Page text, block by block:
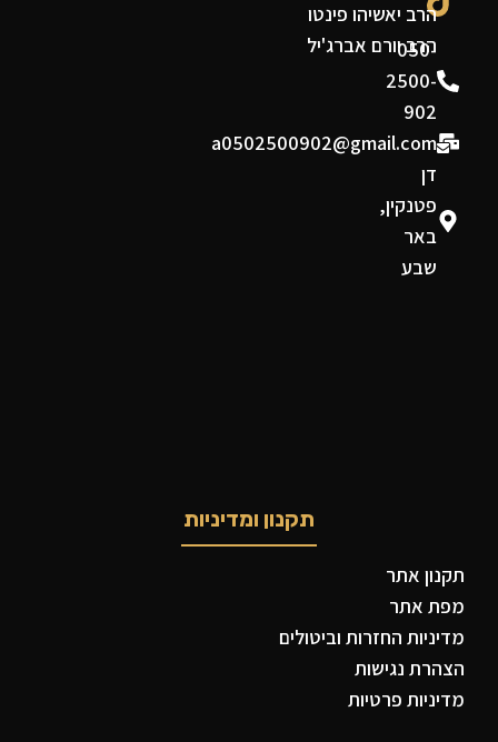
050-
2500-
902
a0502500902@gmail.com
דן
פטנקין,
באר
שבע
הרב יאשיהו פינטו
הרב יורם אברג'יל
תקנון ומדיניות
תקנון אתר
מפת אתר
מדיניות החזרות וביטולים
הצהרת נגישות
מדיניות פרטיות